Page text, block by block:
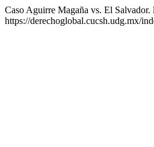
Caso Aguirre Magaña vs. El Salvador.
https://derechoglobal.cucsh.udg.mx/